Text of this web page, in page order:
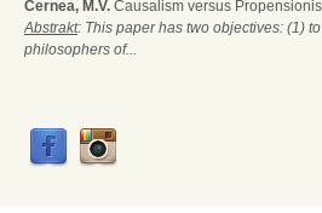
Cernea, M.V. Causalism versus
Abstrakt: This paper has two objectives: (1)
philosophers of...